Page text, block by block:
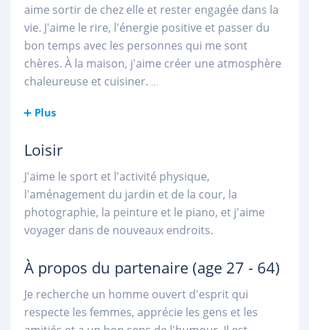
aime sortir de chez elle et rester engagée dans la
vie. J'aime le rire, l'énergie positive et passer du
bon temps avec les personnes qui me sont
chères. À la maison, j'aime créer une atmosphère
chaleureuse et cuisiner. ...
Plus
Loisir
J'aime le sport et l'activité physique,
l'aménagement du jardin et de la cour, la
photographie, la peinture et le piano, et j'aime
voyager dans de nouveaux endroits.
À propos du partenaire (age 27 - 64)
Je recherche un homme ouvert d'esprit qui
respecte les femmes, apprécie les gens et les